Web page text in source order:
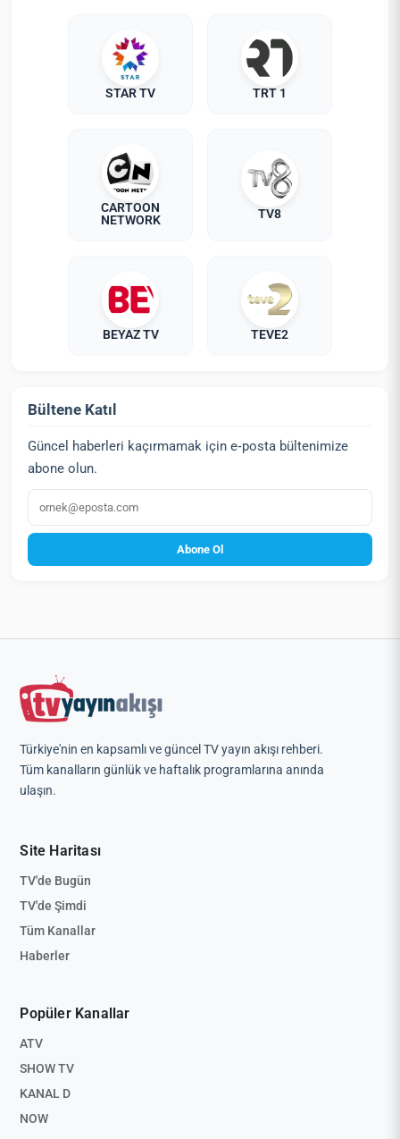
STAR TV TRT 1
CARTOON
NETWORK
TV8
BEYAZ TV TEVE2
Bültene Katıl
Güncel haberleri kaçırmamak için e‑posta bültenimize
abone olun.
E‑posta
Abone Ol
Türkiye'nin en kapsamlı ve güncel TV yayın akışı rehberi.
Tüm kanalların günlük ve haftalık programlarına anında
ulaşın.
Site Haritası
TV'de Bugün
TV'de Şimdi
Tüm Kanallar
Haberler
Popüler Kanallar
ATV
SHOW TV
KANAL D
NOW